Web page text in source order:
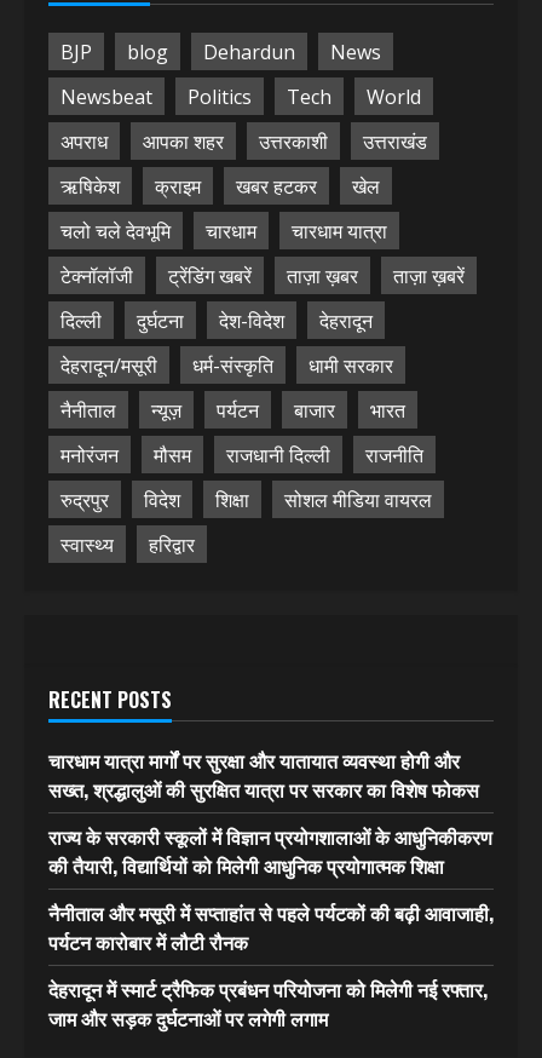
BJP blog Dehardun
News
Newsbeat
Politics Tech
World
अपराध
आपका शहर उत्तरकाशी
उत्तराखंड
ऋषिकेश
क्राइम खबर हटकर
खेल
चलो चले देवभूमि
चारधाम
चारधाम यात्रा
टेक्नॉलॉजी
ट्रेंडिंग खबरें ताज़ा ख़बर
ताज़ा ख़बरें
दिल्ली
दुर्घटना देश-विदेश
देहरादून
देहरादून/मसूरी
धर्म-संस्कृति
धामी सरकार
नैनीताल
न्यूज़ पर्यटन बाजार
भारत
मनोरंजन
मौसम राजधानी दिल्ली
राजनीति
रुद्रपुर
विदेश शिक्षा
सोशल मीडिया वायरल
स्वास्थ्य
हरिद्वार
RECENT POSTS
चारधाम यात्रा मार्गों पर सुरक्षा और यातायात व्यवस्था होगी और
सख्त, श्रद्धालुओं की सुरक्षित यात्रा पर सरकार का विशेष फोकस
राज्य के सरकारी स्कूलों में विज्ञान प्रयोगशालाओं के आधुनिकीकरण
की तैयारी, विद्यार्थियों को मिलेगी आधुनिक प्रयोगात्मक शिक्षा
नैनीताल और मसूरी में सप्ताहांत से पहले पर्यटकों की बढ़ी आवाजाही,
पर्यटन कारोबार में लौटी रौनक
देहरादून में स्मार्ट ट्रैफिक प्रबंधन परियोजना को मिलेगी नई रफ्तार,
जाम और सड़क दुर्घटनाओं पर लगेगी लगाम